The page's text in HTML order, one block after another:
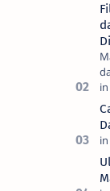
dan